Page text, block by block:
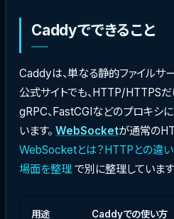
Caddyでできること
Caddyは、単なる静的ファイルサ
公式サイトでも、HTTP/HTTPSだ
gRPC、FastCGIなどのプロキシ
います。 WebSocketが通常の
WebSocketとは？HTTPとの違い
場面を整理 で別に整理しています
用途 Caddyでの使い方